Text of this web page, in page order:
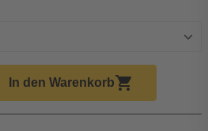
Menge
In den Warenkorbshopping_cart